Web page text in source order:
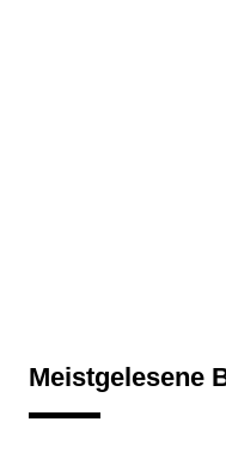
Meistgelesene